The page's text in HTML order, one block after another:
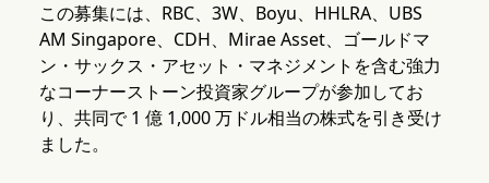
この募集には、RBC、3W、Boyu、HHLRA、UBS
AM Singapore、CDH、Mirae Asset、ゴールドマ
ン・サックス・アセット・マネジメントを含む強力
なコーナーストーン投資家グループが参加してお
り、共同で 1 億 1,000 万ドル相当の株式を引き受け
ました。